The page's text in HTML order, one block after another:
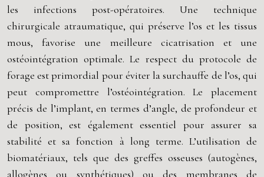
les infections post-opératoires. Une technique
chirurgicale atraumatique, qui préserve l’os et les tissus
mous, favorise une meilleure cicatrisation et une
ostéointégration optimale. Le respect du protocole de
forage est primordial pour éviter la surchauffe de l’os, qui
peut compromettre l’ostéointégration. Le placement
précis de l’implant, en termes d’angle, de profondeur et
de position, est également essentiel pour assurer sa
stabilité et sa fonction à long terme. L’utilisation de
biomatériaux, tels que des greffes osseuses (autogènes,
allogènes ou synthétiques) ou des membranes de